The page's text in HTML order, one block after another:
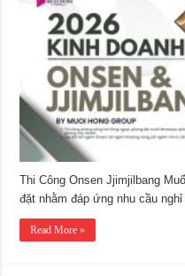
Chuẩn
Sao
Thi Công Onsen Jjimjilbang
đặt nhằm đáp ứng nhu cầu
Read More »